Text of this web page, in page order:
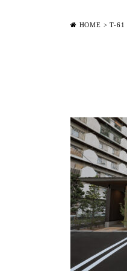
HOME >T-61